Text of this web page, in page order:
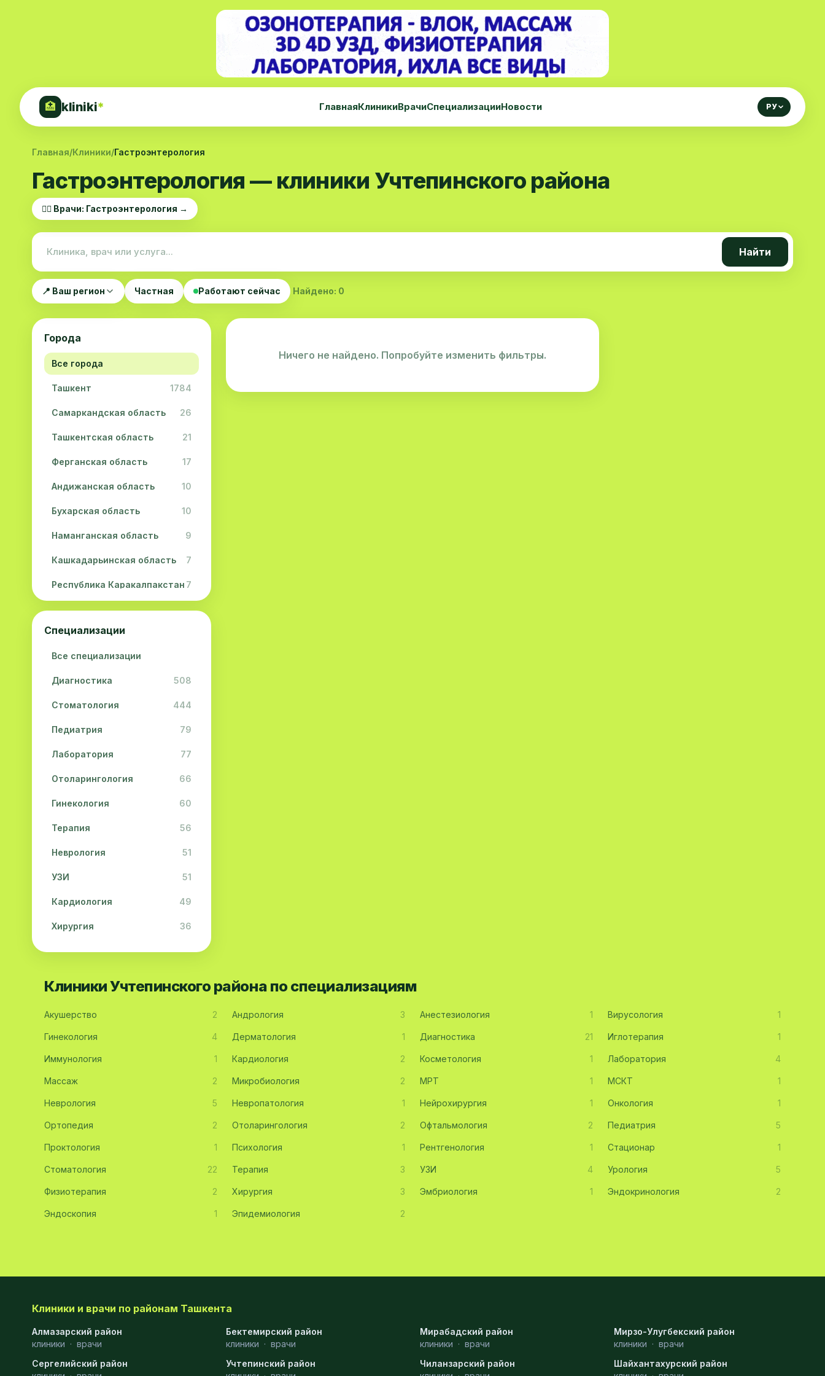
🏥 kliniki* ГлавнаяКлиникиВрачиСпециализацииНовости РУ
Главная/Клиники/Гастроэнтерология
Гастроэнтерология — клиники Учтепинского района
👨‍⚕️ Врачи: Гастроэнтерология →
Найти
📍 Ваш регион Частная Работают сейчас Найдено: 0
Города
Все города
Ташкент 1784
Самаркандская область 26
Ташкентская область 21
Ферганская область 17
Андижанская область 10
Бухарская область 10
Наманганская область 9
Кашкадарьинская область 7
Республика Каракалпакстан 7
Навоийская область 5
Джизакская область
Сурхандарьинская область
Сырдарьинская область 2
Хорезмская область 2
Специализации
Все специализации
Диагностика 508
Стоматология 444
Педиатрия 79
Лаборатория 77
Отоларингология 66
Гинекология 60
Терапия 56
Неврология 51
УЗИ 51
Кардиология 49
Хирургия 36
Физиотерапия 31
Эмбриология
Акушерство
Ортопедия
Массаж
Репродуктология
Аллергология
Психология
Ничего не найдено. Попробуйте изменить фильтры.
Клиники Учтепинского района по специализациям
Акушерство 2 Андрология 3 Анестезиология 1 Вирусология 1
Гинекология 4 Дерматология 1 Диагностика 21 Иглотерапия 1
Иммунология 1 Кардиология 2 Косметология 1 Лаборатория 4
Массаж 2 Микробиология 2 МРТ 1 МСКТ 1
Неврология 5 Невропатология 1 Нейрохирургия 1 Онкология 1
Ортопедия 2 Отоларингология 2 Офтальмология 2 Педиатрия 5
Проктология 1 Психология 1 Рентгенология 1 Стационар 1
Стоматология 22 Терапия 3 УЗИ 4 Урология 5
Физиотерапия 2 Хирургия 3 Эмбриология 1 Эндокринология 2
Эндоскопия 1 Эпидемиология 2
Клиники и врачи по районам Ташкента
Алмазарский район
клиники · врачи
Бектемирский район
клиники · врачи
Мирабадский район
клиники · врачи
Мирзо-Улугбекский район
клиники · врачи
Сергелийский район
Учтепинский район
Чиланзарский район
Шайхантахурский район